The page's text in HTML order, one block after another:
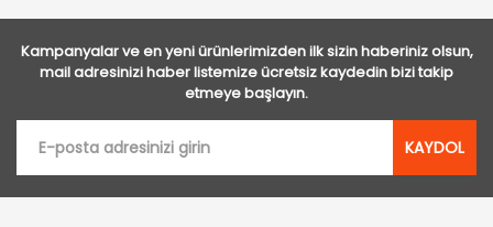
Kampanyalar ve en yeni ürünlerimizden ilk sizin haberiniz olsun,
mail adresinizi haber listemize ücretsiz kaydedin bizi takip
etmeye başlayın.
KAYDOL